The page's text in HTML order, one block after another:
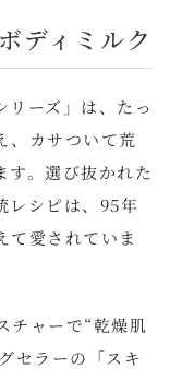
ディミルク
ーズ」は、たっ
、カサついて荒
す。選び抜かれた
レシピは、95年
て愛されていま
チャーで“乾燥肌
セラーの「スキ